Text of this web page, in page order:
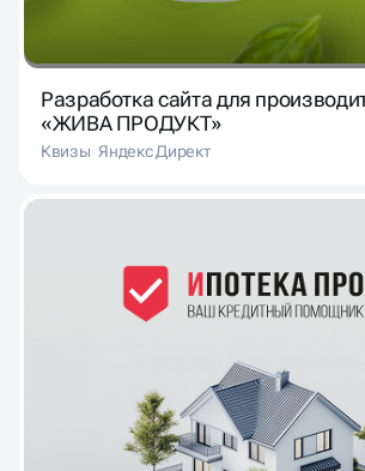
Разработка сайта для
«ЖИВА ПРОДУКТ»
Квизы Яндекс Директ